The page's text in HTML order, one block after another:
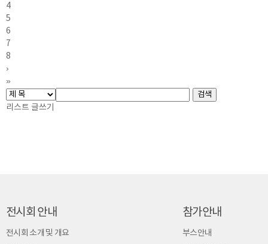
4
5
6
7
8
›
»
리스트 글쓰기
전시회 안내
전시회 소개 및 개요
참가안내
부스안내